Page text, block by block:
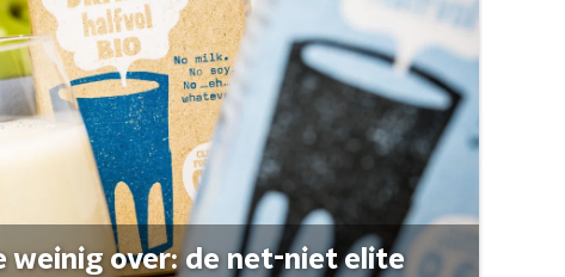
weinig over: de net-niet elite